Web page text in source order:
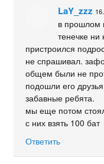
LaY_zzz
в прошлом
тенечке ни
пристроился
не спрашивал.
общем были не
подошли его
забавные ребята.
мы еще потом
с них взять 100 бат
Ответить